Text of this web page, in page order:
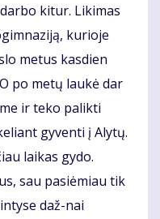
kitur. Likimas
kurioje
metus kasdien
po metų laukė dar
ir teko palikti
gyventi į Alytų.
laikas gydo.
sau pasiėmiau tik
daž­-nai